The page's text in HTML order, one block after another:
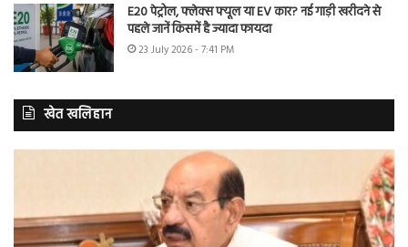
E20 पेट्रोल, फ्लेक्स फ्यूल या EV कार? नई गाड़ी खरीदने से
पहले जानें किसमें है ज्यादा फायदा
23 July 2026 - 7:41 PM
खेत खलिहान